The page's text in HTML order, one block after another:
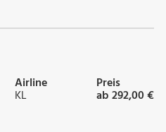
Airline
KL
Preis
ab 292,00 €